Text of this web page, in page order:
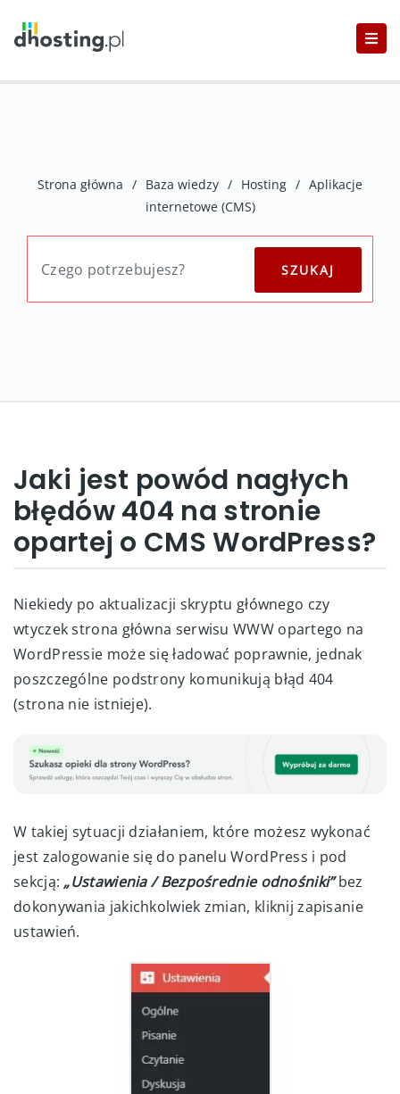
Strona główna / Baza wiedzy / Hosting / Aplikacje
internetowe (CMS)
Jaki jest powód nagłych
błędów 404 na stronie
opartej o CMS WordPress?
Niekiedy po aktualizacji skryptu głównego czy
wtyczek strona główna serwisu WWW opartego na
WordPressie może się ładować poprawnie, jednak
poszczególne podstrony komunikują błąd 404
(strona nie istnieje).
W takiej sytuacji działaniem, które możesz wykonać
jest zalogowanie się do panelu WordPress i pod
sekcją: „Ustawienia / Bezpośrednie odnośniki”bez
dokonywania jakichkolwiek zmian, kliknij zapisanie
ustawień.